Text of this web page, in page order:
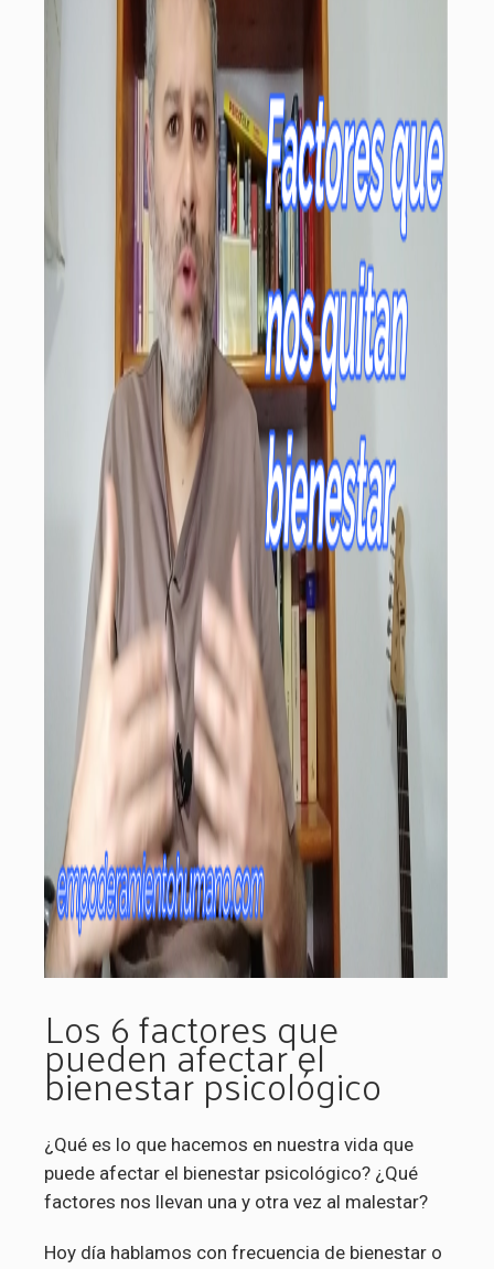
Los 6 factores que
pueden afectar el
bienestar psicológico
¿Qué es lo que hacemos en nuestra vida que
puede afectar el bienestar psicológico? ¿Qué
factores nos llevan una y otra vez al malestar?
Hoy día hablamos con frecuencia de bienestar o